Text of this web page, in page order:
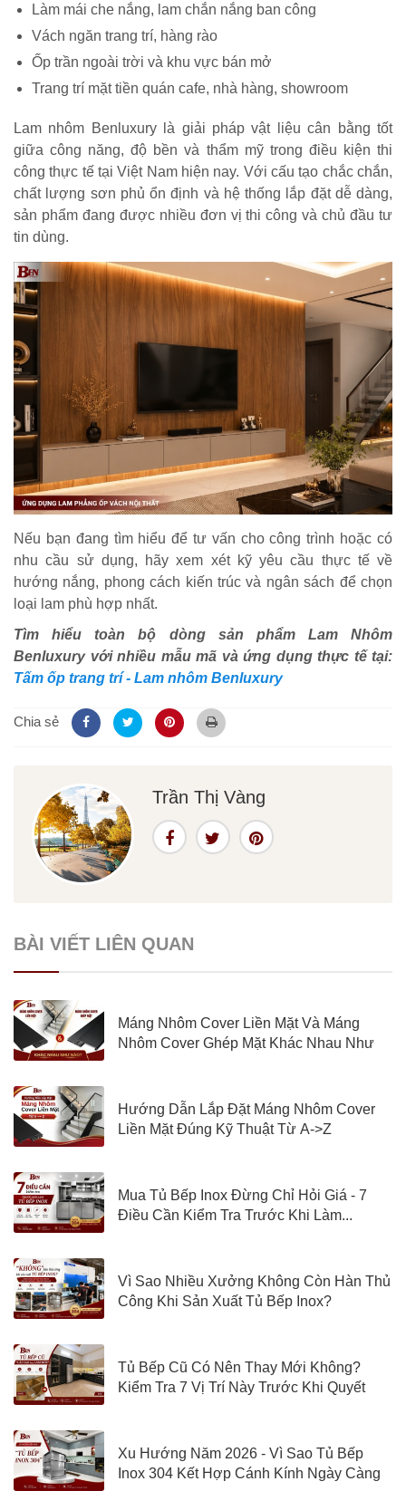
Làm mái che nắng, lam chắn nắng ban công
Vách ngăn trang trí, hàng rào
Ốp trần ngoài trời và khu vực bán mở
Trang trí mặt tiền quán cafe, nhà hàng, showroom
Lam nhôm Benluxury là giải pháp vật liệu cân bằng tốt
giữa công năng, độ bền và thẩm mỹ trong điều kiện thi
công thực tế tại Việt Nam hiện nay. Với cấu tạo chắc chắn,
chất lượng sơn phủ ổn định và hệ thống lắp đặt dễ dàng,
sản phẩm đang được nhiều đơn vị thi công và chủ đầu tư
tin dùng.
Nếu bạn đang tìm hiểu để tư vấn cho công trình hoặc có
nhu cầu sử dụng, hãy xem xét kỹ yêu cầu thực tế về
hướng nắng, phong cách kiến trúc và ngân sách để chọn
loại lam phù hợp nhất.
Tìm hiểu toàn bộ dòng sản phẩm Lam Nhôm
Benluxury với nhiều mẫu mã và ứng dụng thực tế tại:
Tấm ốp trang trí - Lam nhôm Benluxury
Chia sẻ
Trần Thị Vàng
BÀI VIẾT LIÊN QUAN
Máng Nhôm Cover Liền Mặt Và Máng
Nhôm Cover Ghép Mặt Khác Nhau Như
Hướng Dẫn Lắp Đặt Máng Nhôm Cover
Liền Mặt Đúng Kỹ Thuật Từ A->Z
Mua Tủ Bếp Inox Đừng Chỉ Hỏi Giá - 7
Điều Cần Kiểm Tra Trước Khi Làm...
Vì Sao Nhiều Xưởng Không Còn Hàn Thủ
Công Khi Sản Xuất Tủ Bếp Inox?
Tủ Bếp Cũ Có Nên Thay Mới Không?
Kiểm Tra 7 Vị Trí Này Trước Khi Quyết
Xu Hướng Năm 2026 - Vì Sao Tủ Bếp
Inox 304 Kết Hợp Cánh Kính Ngày Càng